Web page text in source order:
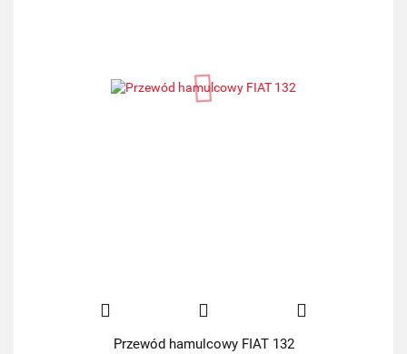
Przewód hamulcowy FIAT 132